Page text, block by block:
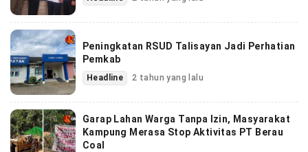
Peningkatan RSUD Talisayan Jadi Perhatian
Pemkab
Headline 2 tahun yang lalu
Garap Lahan Warga Tanpa Izin, Masyarakat
Kampung Merasa Stop Aktivitas PT Berau
Coal